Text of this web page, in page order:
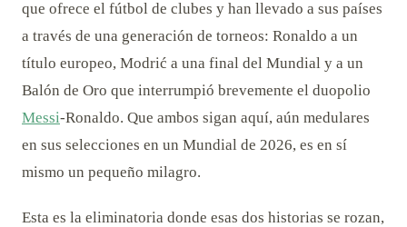
que ofrece el fútbol de clubes y han llevado a sus países
a través de una generación de torneos: Ronaldo a un
título europeo, Modrić a una final del Mundial y a un
Balón de Oro que interrumpió brevemente el duopolio
Messi-Ronaldo. Que ambos sigan aquí, aún medulares
en sus selecciones en un Mundial de 2026, es en sí
mismo un pequeño milagro.
Esta es la eliminatoria donde esas dos historias se rozan,